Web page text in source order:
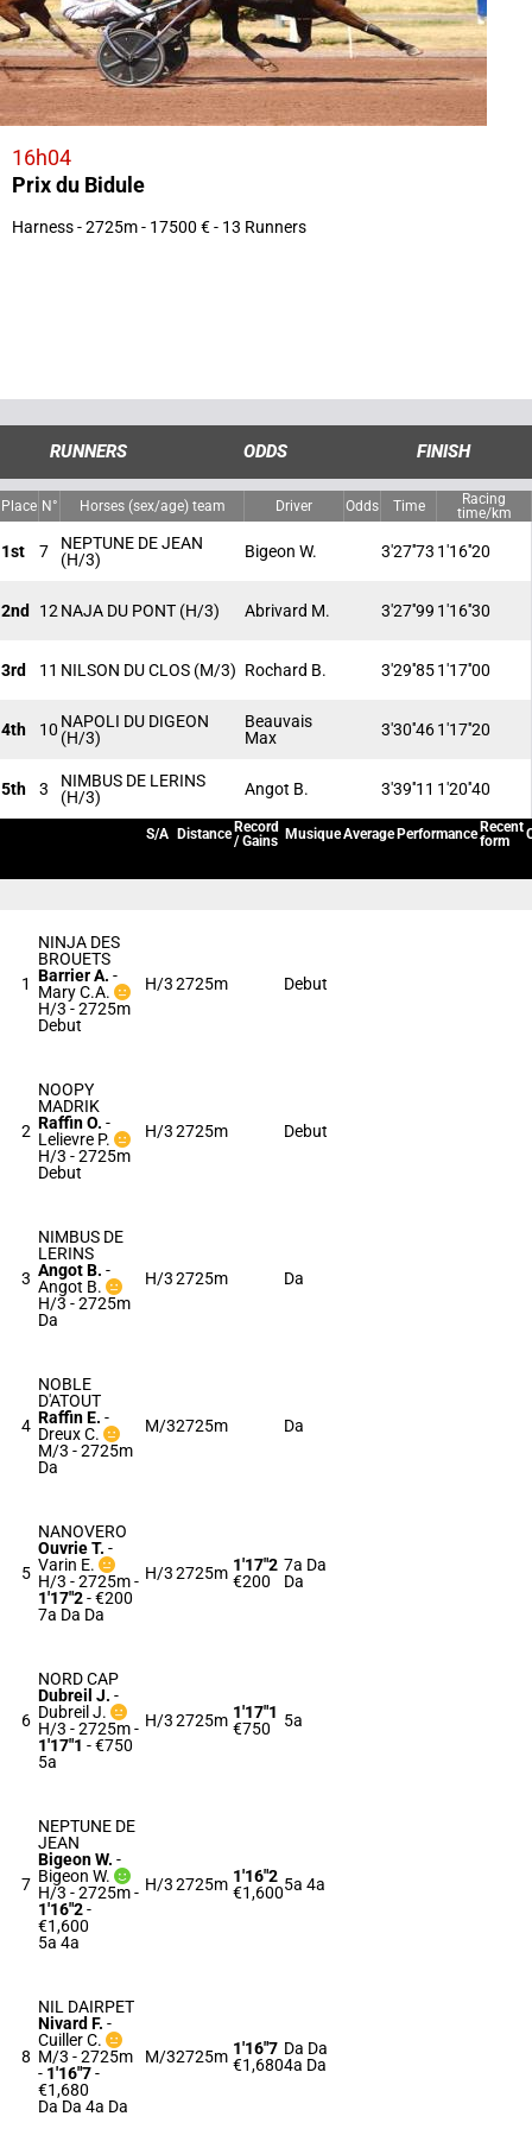
16h04
Prix du Bidule
Harness - 2725m - 17500 € - 13 Runners
RUNNERS ODDS FINISH
Place N° Horses (sex/age) team Driver Odds Time
Racing
time/km
1st 7
NEPTUNE DE JEAN
(H/3)
Bigeon W. 3'27''73 1'16''20
2nd 12 NAJA DU PONT (H/3) Abrivard M. 3'27''99 1'16''30
3rd 11 NILSON DU CLOS (M/3) Rochard B. 3'29''851'17''00
4th 10 NAPOLI DU DIGEON
(H/3)
Beauvais
Max
3'30''461'17''20
5th 3
NIMBUS DE LERINS
(H/3)
Angot B. 3'39''11 1'20''40
S/A Distance Record
/ Gains MusiqueAverage Performance Recent
form
1
NINJA DES
BROUETS
Barrier A. -
Mary C.A.
H/3 - 2725m
Debut
H/32725m Debut
2
NOOPY
MADRIK
Raffin O. -
Lelievre P.
H/3 - 2725m
Debut
H/32725m Debut
3
NIMBUS DE
LERINS
Angot B. -
Angot B.
H/3 - 2725m
Da
H/32725m Da
4
NOBLE
D'ATOUT
Raffin E. -
Dreux C.
M/3 - 2725m
Da
M/32725m Da
5
NANOVERO
Ouvrie T. -
Varin E.
H/3 - 2725m-
1'17"2- €200
7a Da Da
H/32725m 1'17"2
€200
7a Da
Da
6
NORD CAP
Dubreil J. -
Dubreil J.
H/3 - 2725m-
1'17"1 - €750
5a
H/32725m 1'17"1
€750
5a
7
NEPTUNE DE
JEAN
Bigeon W. -
Bigeon W.
H/3 - 2725m-
1'16"2-
€1,600
5a 4a
H/32725m 1'16"2
€1,6005a 4a
8
NIL DAIRPET
Nivard F. -
Cuiller C.
M/3 - 2725m
- 1'16"7-
€1,680
Da Da 4a Da
M/32725m 1'16"7
€1,680
Da Da
4a Da